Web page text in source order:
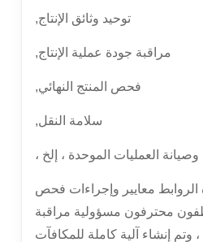
توحيد وثائق الإنتاج,
مراقبة جودة عملية الإنتاج,
فحص المنتج النهائي,
سلامة النقل,
العمليات الموحدة ، إلخ ،
معايير وإجراءات فحص
محترفون مسؤولية مراقبة
وتم إنشاء آلية كاملة للمكافآت